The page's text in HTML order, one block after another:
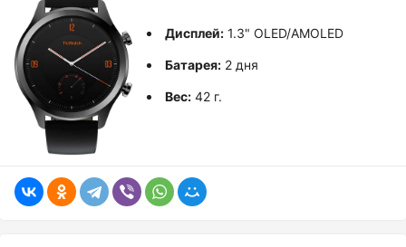
Дисплей:1.3" OLED/AMOLED
Батарея:2 дня
Вес:42 г.